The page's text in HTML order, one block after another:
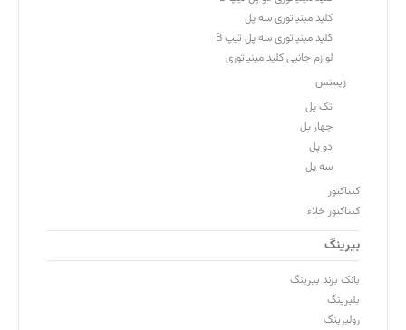
کلید مینیاتوری سه پل
کلید مینیاتوری سه پل تیپ B
لوازم جانبی کلید مینیاتوری
زیمنس
تک پل
چهار پل
دو پل
سه پل
کنتاکتور
کنتاکتور خلاء
بیرینگ
بانک برند بیرینگ
بلبرینگ
رولبرینگ